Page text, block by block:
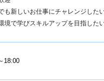
も新しいお仕事にチャレンジした
境で学びスキルアップを目指した
18:00